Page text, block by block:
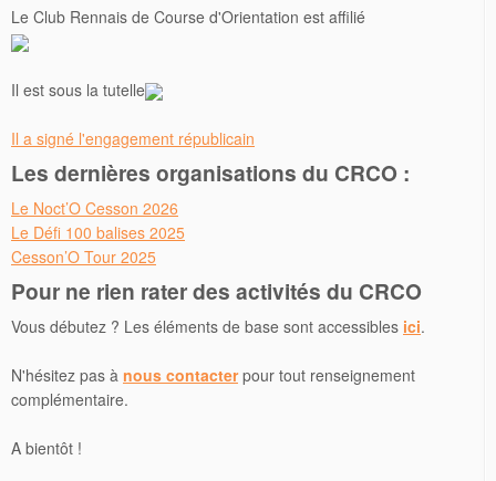
Le Club Rennais de Course d'Orientation est affilié
Il est sous la tutelle
Il a signé l'engagement républicain
Les dernières organisations du CRCO :
Le Noct’O Cesson 2026
Le Défi 100 balises 2025
Cesson’O Tour 2025
Pour ne rien rater des activités du CRCO
Vous débutez ? Les éléments de base sont accessibles ici.
N'hésitez pas à nous contacterpour tout renseignement
complémentaire.
A bientôt !